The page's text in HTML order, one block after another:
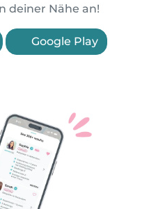
deiner Nähe an!
Google Play